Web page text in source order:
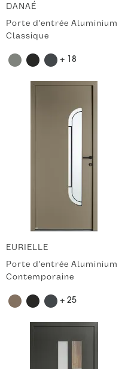
DANAÉ
Porte d'entrée Aluminium
Classique
+ 18
EURIELLE
Porte d'entrée Aluminium
Contemporaine
+ 25